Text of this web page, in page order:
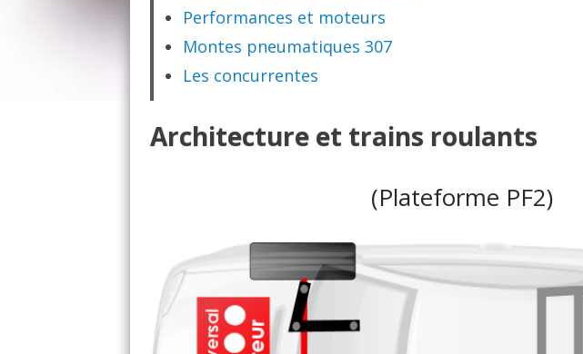
Performances et moteurs
Montes pneumatiques 307
Les concurrentes
Architecture et trains roulants
(Plateforme PF2)